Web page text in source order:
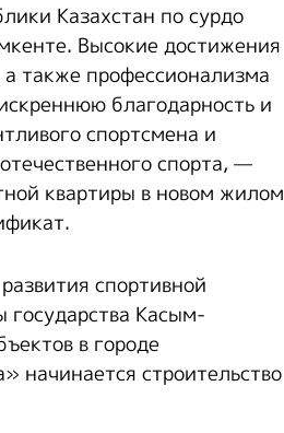
Казахстан по сурдо
Высокие достижения
также профессионализма
благодарность и
спортсмена и
спорта, —
квартиры в новом жилом
спортивной
Касым-
в городе
начинается строительство